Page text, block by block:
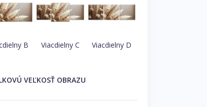
B Viacdielny C Viacdielny D
VEĽKOSŤ OBRAZU